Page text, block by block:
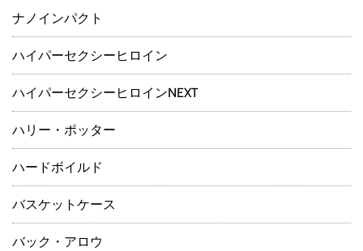
ナノインパクト
ハイパーセクシーヒロイン
ハイパーセクシーヒロインNEXT
ハリー・ポッター
ハードボイルド
バスケットケース
バック・アロウ